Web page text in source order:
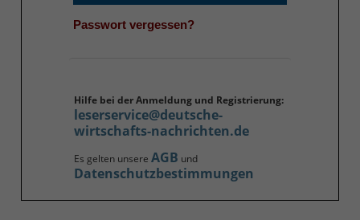
Passwort vergessen?
Hilfe bei der Anmeldung und Registrierung:
leserservice@deutsche-
wirtschafts-nachrichten.de
Es gelten unsere AGB und
Datenschutzbestimmungen